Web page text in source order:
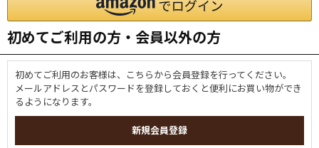
初めてご利用の方・会員以外の方
初めてご利用のお客様は、こちらから会員登録を行ってください。
メールアドレスとパスワードを登録しておくと便利にお買い物ができ
るようになります。